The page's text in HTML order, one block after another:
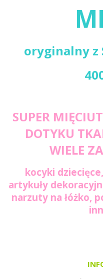
oryginalny z
SUPER
DOTYKU
WIELE
kocyki
artykuły
narzuty na łóżko,